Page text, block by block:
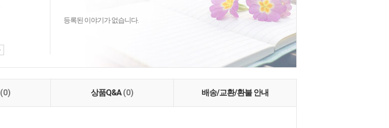
등록된 이야기가 없습니다.
(0) 상품Q&A(0) 배송/교환/환불 안내